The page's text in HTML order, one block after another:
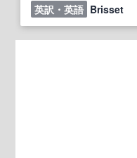
英訳・英語 Brisset